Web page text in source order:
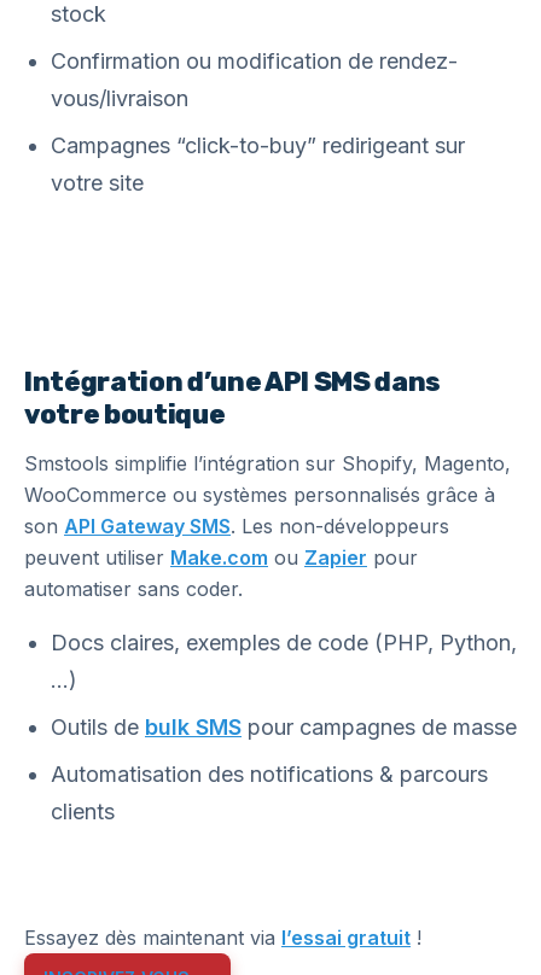
stock
Confirmation ou modification de rendez-
vous/livraison
Campagnes “click-to-buy” redirigeant sur
votre site
Intégration d’une API SMS dans
votre boutique
Smstools simplifie l’intégration sur Shopify, Magento,
WooCommerce ou systèmes personnalisés grâce à
son API Gateway SMS. Les non-développeurs
peuvent utiliser Make.com ou Zapier pour
automatiser sans coder.
Docs claires, exemples de code (PHP, Python,
...)
Outils de bulk SMS pour campagnes de masse
Automatisation des notifications & parcours
clients
Essayez dès maintenant via l’essai gratuit !